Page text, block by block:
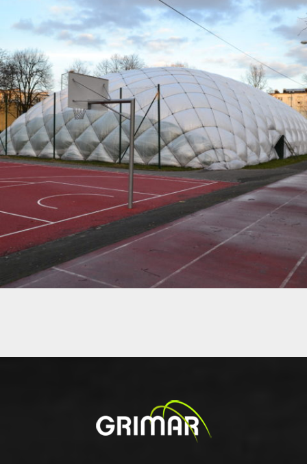
10 – 2018 / HALA PNEUMATYCZNA – SZKOŁA
PODSTAWOWA NR 293 W WARSZAWIE.
01 - HALE PNEUMATYCZNE